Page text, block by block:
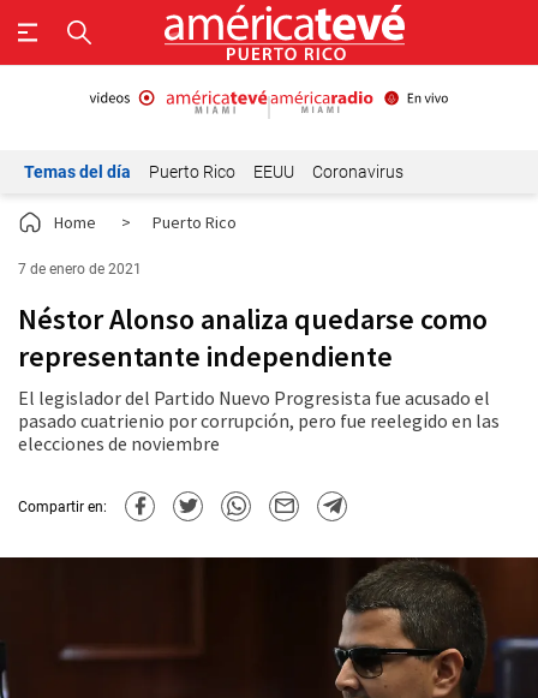
Temas del día Puerto Rico EEUU Coronavirus
Home > Puerto Rico
7 de enero de 2021
Néstor Alonso analiza quedarse como
representante independiente
El legislador del Partido Nuevo Progresista fue acusado el
pasado cuatrienio por corrupción, pero fue reelegido en las
elecciones de noviembre
Compartir en: